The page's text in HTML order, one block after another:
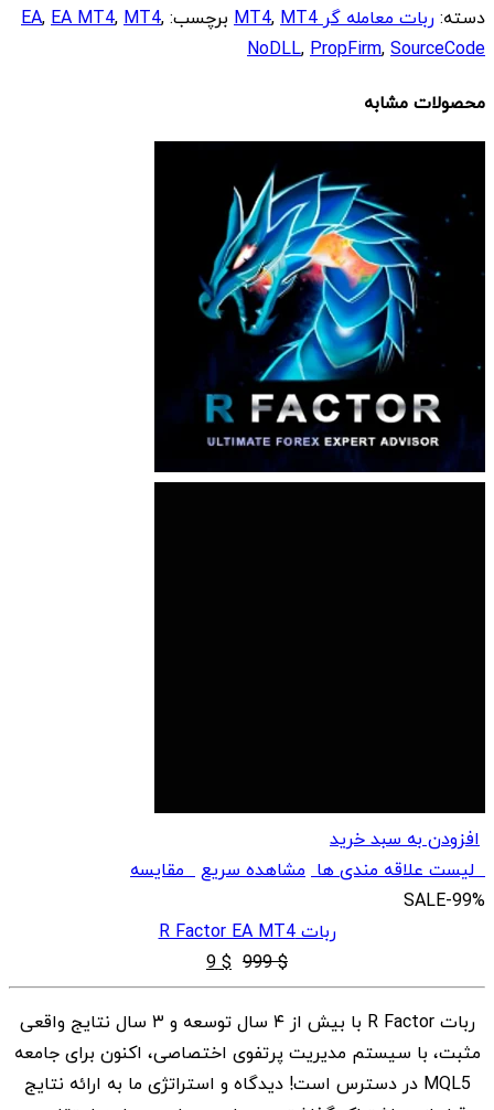
دسته:ربات معامله گر MT4 ,MT4 برچسب: EA,EA MT4,MT4,
NoDLL,PropFirm,SourceCode
محصولات مشابه
افزودن به سبد خرید
لیست علاقه مندی ها مشاهده سریعمقایسه
SALE-99%
ربات R Factor EA MT4
$
999
قیمت
اصلی
$ 999
بود.
$
9 قیمت
فعلی
$ 9
است.
ربات R Factor با بیش از ۴ سال توسعه و ۳ سال نتایج واقعی
مثبت، با سیستم مدیریت پرتفوی اختصاصی، اکنون برای جامعه
MQL5 در دسترس است! دیدگاه و استراتژی ما به ارائه نتایج